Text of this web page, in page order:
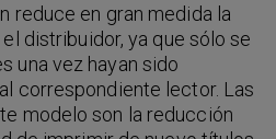
reduce en gran medida la
distribuidor, ya que sólo se
una vez hayan sido
correspondiente lector. Las
modelo son la reducción